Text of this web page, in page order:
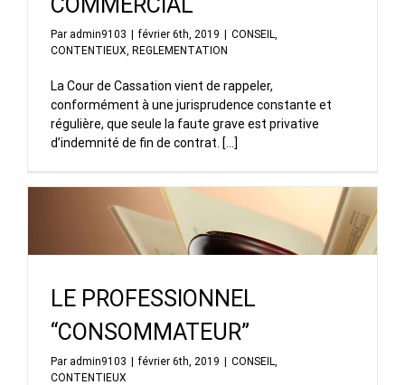
Par admin9103 février 6th, 2019 CONSEIL,
CONTENTIEUX, REGLEMENTATION
La Cour de Cassation vient de rappeler,
conformément à une jurisprudence constante et
régulière, que seule la faute grave est privative
d’indemnité de fin de contrat. […]
LE PROFESSIONNEL
“CONSOMMATEUR”
Par admin9103 février 6th, 2019 CONSEIL,
CONTENTIEUX